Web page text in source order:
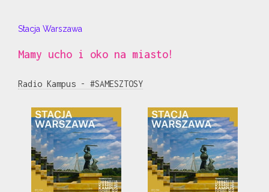
Stacja Warszawa
Mamy ucho i oko na miasto!
Radio Kampus - #SAMESZTOSY